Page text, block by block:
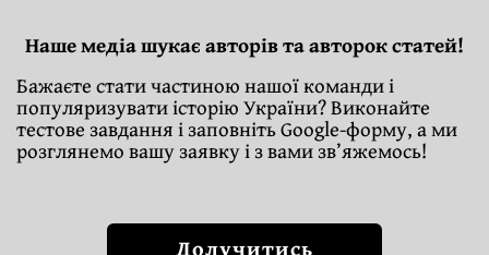
Наше медіа шукає авторів та авторок статей!
Бажаєте стати частиною нашої команди і
популяризувати історію України? Виконайте
тестове завдання і заповніть Google-форму, а ми
розглянемо вашу заявку і з вами зв’яжемось!
Долучитись